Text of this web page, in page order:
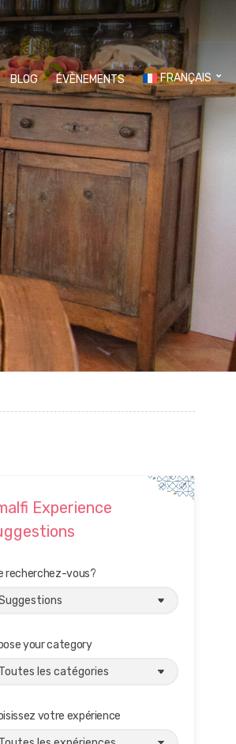
BLOG ÉVÈNEMENTS FRANÇAIS
Experience
recherchez-vous?
your category
votre expérience